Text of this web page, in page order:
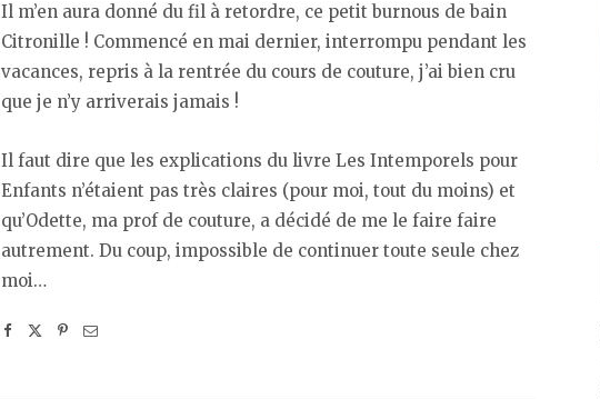
Il m’en aura donné du fil à retordre, ce petit burnous de bain
Citronille ! Commencé en mai dernier, interrompu pendant les
vacances, repris à la rentrée du cours de couture, j’ai bien cru
que je n’y arriverais jamais !
Il faut dire que les explications du livre Les Intemporels pour
Enfants n’étaient pas très claires (pour moi, tout du moins) et
qu’Odette, ma prof de couture, a décidé de me le faire faire
autrement. Du coup, impossible de continuer toute seule chez
moi…